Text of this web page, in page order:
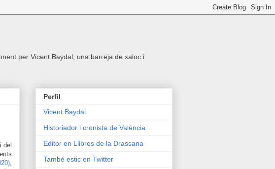
per Vicent Baydal, una barreja de xaloc i
del
,
Perfil
Vicent Baydal
Historiador i cronista de València
Editor en Llibres de la Drassana
També estic en Twitter